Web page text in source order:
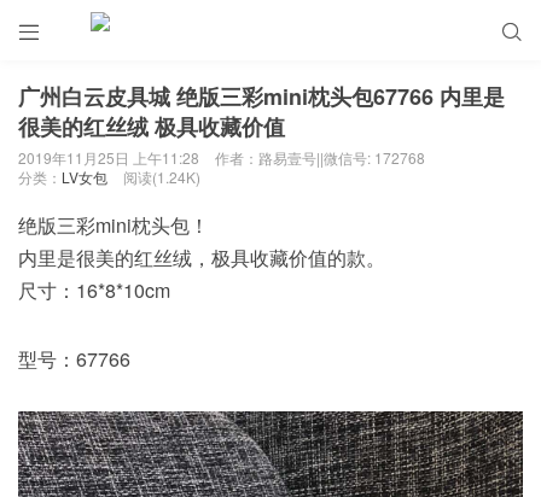
 
广州白云皮具城 绝版三彩mini枕头包67766 内里是
很美的红丝绒 极具收藏价值
2019年11月25日 上午11:28
作者：路易壹号||微信号: 172768
分类： LV女包 阅读(1.24K)
绝版三彩mini枕头包！
内里是很美的红丝绒，极具收藏价值的款。
尺寸：16*8*10cm
型号：67766